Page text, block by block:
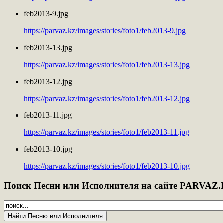
feb2013-9.jpg
https://parvaz.kz/images/stories/foto1/feb2013-9.jpg
feb2013-13.jpg
https://parvaz.kz/images/stories/foto1/feb2013-13.jpg
feb2013-12.jpg
https://parvaz.kz/images/stories/foto1/feb2013-12.jpg
feb2013-11.jpg
https://parvaz.kz/images/stories/foto1/feb2013-11.jpg
feb2013-10.jpg
https://parvaz.kz/images/stories/foto1/feb2013-10.jpg
Поиск Песни или Исполнителя на сайте